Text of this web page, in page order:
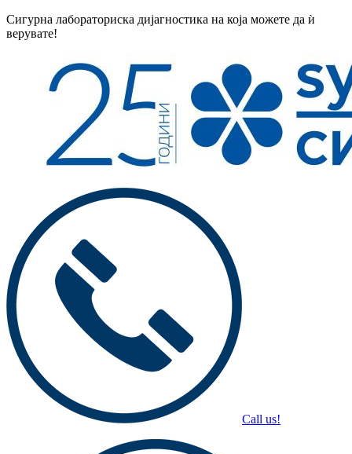
Сигурна лабораториска дијагностика на која можете да ѝ
верувате!
Call us!